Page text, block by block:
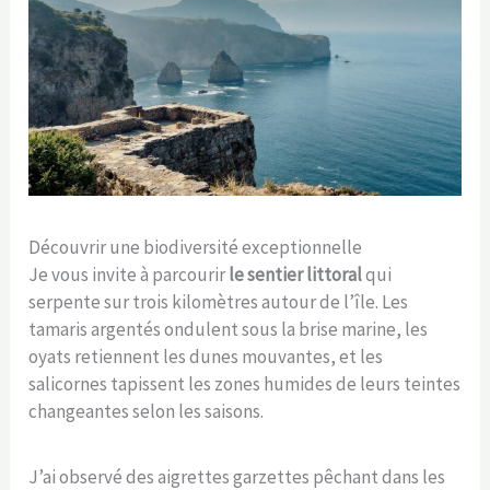
Découvrir une biodiversité exceptionnelle
Je vous invite à parcourirle sentier littoralqui
serpente sur trois kilomètres autour de l’île. Les
tamaris argentés ondulent sous la brise marine, les
oyats retiennent les dunes mouvantes, et les
salicornes tapissent les zones humides de leurs teintes
changeantes selon les saisons.
J’ai observé des aigrettes garzettes pêchant dans les